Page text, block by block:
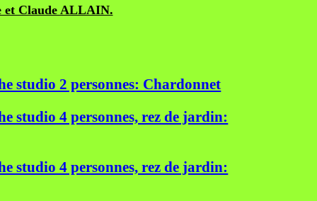
et Claude ALLAIN.
studio 2 personnes: Chardonnet
studio 4 personnes, rez de jardin:
studio 4 personnes, rez de jardin: